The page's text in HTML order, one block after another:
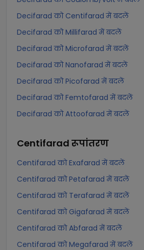
Decifarad को Centifarad में बदलें
Decifarad को Millifarad में बदलें
Decifarad को Microfarad में बदलें
Decifarad को Nanofarad में बदलें
Decifarad को Picofarad में बदलें
Decifarad को Femtofarad में बदलें
Decifarad को Attoofarad में बदलें
Centifarad रूपांतरण
Centifarad को Exafarad में बदलें
Centifarad को Petafarad में बदलें
Centifarad को Terafarad में बदलें
Centifarad को Gigafarad में बदलें
Centifarad को Abfarad में बदलें
Centifarad को Megafarad में बदलें